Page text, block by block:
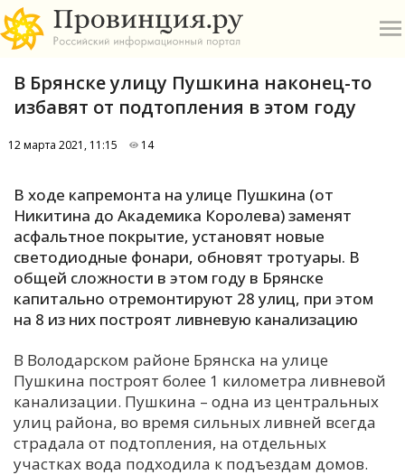
А
Б
Е
О
П
Р
С
В Брянске улицу Пушкина наконец-то
избавят от подтопления в этом году
12 марта 2021, 11:15 14
В ходе капремонта на улице Пушкина (от
Никитина до Академика Королева) заменят
асфальтное покрытие, установят новые
светодиодные фонари, обновят тротуары. В
общей сложности в этом году в Брянске
капитально отремонтируют 28 улиц, при этом
на 8 из них построят ливневую канализацию
В Володарском районе Брянска на улице
Пушкина построят более 1 километра ливневой
канализации. Пушкина – одна из центральных
улиц района, во время сильных ливней всегда
страдала от подтопления, на отдельных
участках вода подходила к подъездам домов.